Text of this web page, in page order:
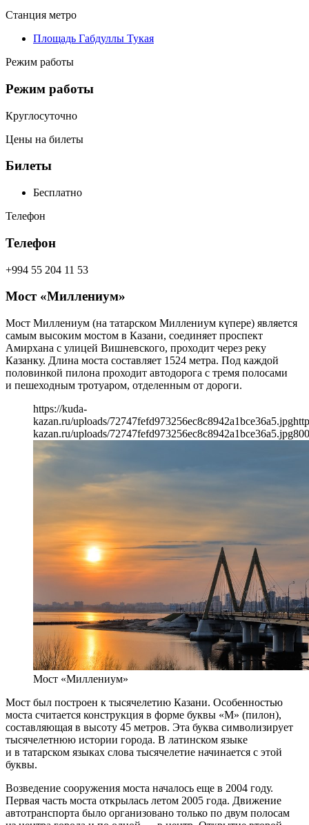
Станция метро
Площадь Габдуллы Тукая
Режим работы
Режим работы
Круглосуточно
Цены на билеты
Билеты
Бесплатно
Телефон
Телефон
+994 55 204 11 53
Мост «Миллениум»
Мост Миллениум (на татарском Миллениум күпере) является
самым высоким мостом в Казани, соединяет проспект
Амирхана с улицей Вишневского, проходит через реку
Казанку. Длина моста составляет 1524 метра. Под каждой
половинкой пилона проходит автодорога с тремя полосами
и пешеходным тротуаром, отделенным от дороги.
https://kuda-
kazan.ru/uploads/72747fefd973256ec8c8942a1bce36a5.jpg
kazan.ru/uploads/72747fefd973256ec8c8942a1bce36a5.jpg800
Мост «Миллениум»
Мост был построен к тысячелетию Казани. Особенностью
моста считается конструкция в форме буквы «М» (пилон),
составляющая в высоту 45 метров. Эта буква символизирует
тысячелетнюю истории города. В латинском языке
и в татарском языках слова тысячелетие начинается с этой
буквы.
Возведение сооружения моста началось еще в 2004 году.
Первая часть моста открылась летом 2005 года. Движение
автотранспорта было организовано только по двум полосам